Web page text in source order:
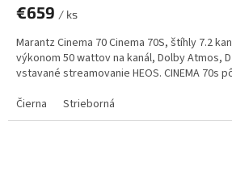
€659 / ks
Marantz Cinema 70 Cinema 70S, štíhly 7.2
výkonom 50 wattov na kanál, Dolby Atmos,
vstavané streamovanie HEOS. CINEMA 70s
Čierna
Strieborná